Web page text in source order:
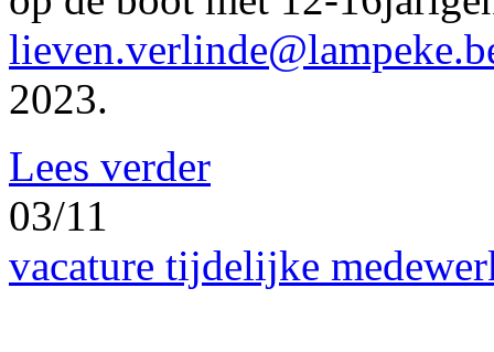
2023.
Lees verder
03/11
vacature tijdelijke